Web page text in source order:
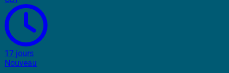
17 jours
Nouveau